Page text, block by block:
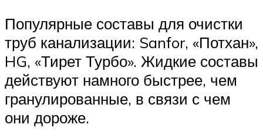
Популярные составы для очистки
труб канализации: Sanfor, «Потхан»,
HG, «Тирет Турбо». Жидкие составы
действуют намного быстрее, чем
гранулированные, в связи с чем
они дороже.